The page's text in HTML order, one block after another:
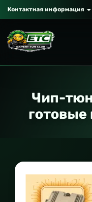
Контактная информация
Чип-